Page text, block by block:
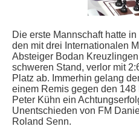
Die erste Mannschaft hatte
den mit drei Internationalen
Absteiger Bodan
schweren Stand, verlor mit
Platz ab. Immerhin gelang
einem Remis gegen den
Peter Kühn ein
Unentschieden von FM
Roland Senn.